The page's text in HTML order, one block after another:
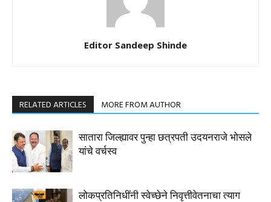
Editor Sandeep Shinde
RELATED ARTICLES MORE FROM AUTHOR
सातारा जिल्ह्यावर पुन्हा छत्रपती उदयनराजे भोसले
यांचे वर्चस्व
लोकप्रतिनिधींनी स्वेच्छेने निवृत्तीवेतनाचा त्याग